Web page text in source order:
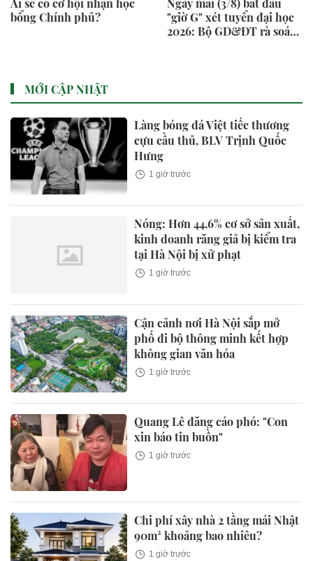
Ai sẽ có cơ hội nhận học
bổng Chính phủ?
Ngày mai (3/8) bắt đầu
"giờ G" xét tuyển đại học
2026: Bộ GD&ĐT rà soát
MỚI CẬP NHẬT
Làng bóng đá Việt tiếc thương
cựu cầu thủ, BLV Trịnh Quốc
Hưng
1 giờ trước
Nóng: Hơn 44,6% cơ sở sản xuất,
kinh doanh răng giả bị kiểm tra
tại Hà Nội bị xử phạt
1 giờ trước
Cận cảnh nơi Hà Nội sắp mở
phố đi bộ thông minh kết hợp
không gian văn hóa
1 giờ trước
Quang Lê đăng cáo phó: "Con
xin báo tin buồn"
1 giờ trước
Chi phí xây nhà 2 tầng mái Nhật
90m² khoảng bao nhiêu?
1 giờ trước